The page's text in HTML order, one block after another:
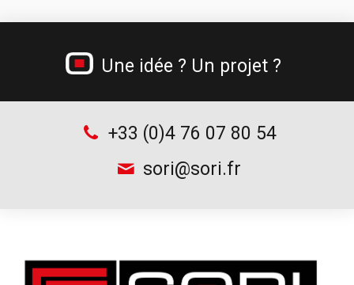
Gamme béton cellulaire
Chariots à bouteilles
Supports d’outillage
Une idée ? Un projet ?
+33 (0)4 76 07 80 54
sori@sori.fr